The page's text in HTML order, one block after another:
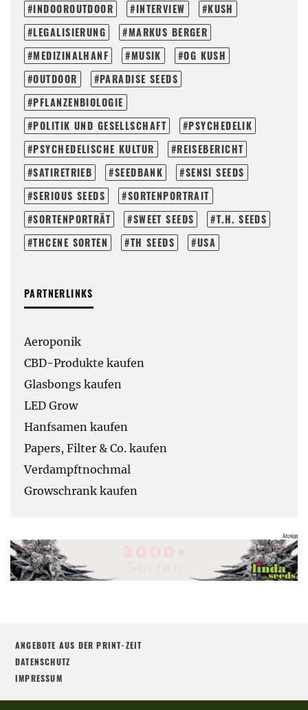
INDOOROUTDOOR
INTERVIEW
KUSH
LEGALISIERUNG
MARKUS BERGER
MEDIZINALHANF
MUSIK
OG KUSH
OUTDOOR
PARADISE SEEDS
PFLANZENBIOLOGIE
POLITIK UND GESELLSCHAFT
PSYCHEDELIK
PSYCHEDELISCHE KULTUR
REISEBERICHT
SATIRETRIEB
SEEDBANK
SENSI SEEDS
SERIOUS SEEDS
SORTENPORTRAIT
SORTENPORTRÄT
SWEET SEEDS
T.H. SEEDS
THCENE SORTEN
TH SEEDS USA
PARTNERLINKS
Aeroponik
CBD-Produkte kaufen
Glasbongs kaufen
LED Grow
Hanfsamen kaufen
Papers, Filter & Co. kaufen
Verdampftnochmal
Growschrank kaufen
ANGEBOTE AUS DER PRINT-ZEIT
DATENSCHUTZ
IMPRESSUM